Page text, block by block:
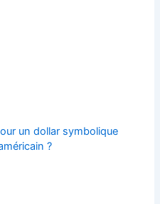
un dollar symbolique
?